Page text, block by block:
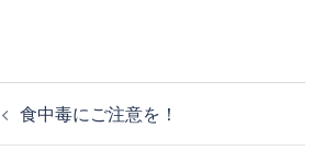
食中毒にご注意を！